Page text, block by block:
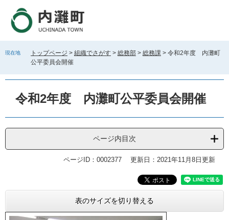
す
し
現在地 トップページ > 組織でさがす > 総務部 > 総務課 > 令和2年度 内灘町
公平委員会開催
令和2年度 内灘町公平委員会開催
ページ内目次
ページID：0002377 更新日：2021年11月8日更新
表のサイズを切り替える